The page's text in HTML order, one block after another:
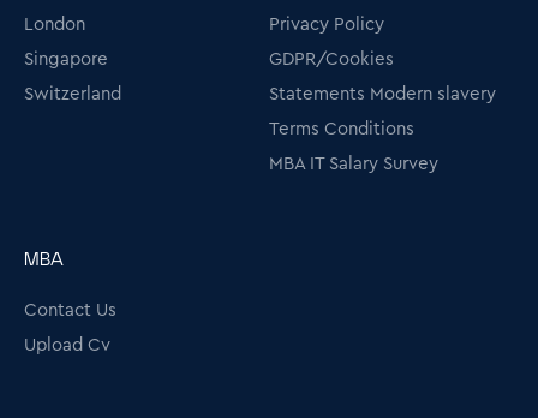
London
Singapore
Switzerland
Privacy Policy
GDPR/Cookies
Statements Modern slavery
Terms Conditions
MBA IT Salary Survey
MBA
Contact Us
Upload Cv